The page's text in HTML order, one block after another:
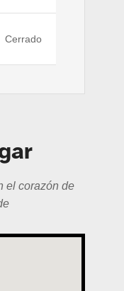
Cerrado
el corazón de